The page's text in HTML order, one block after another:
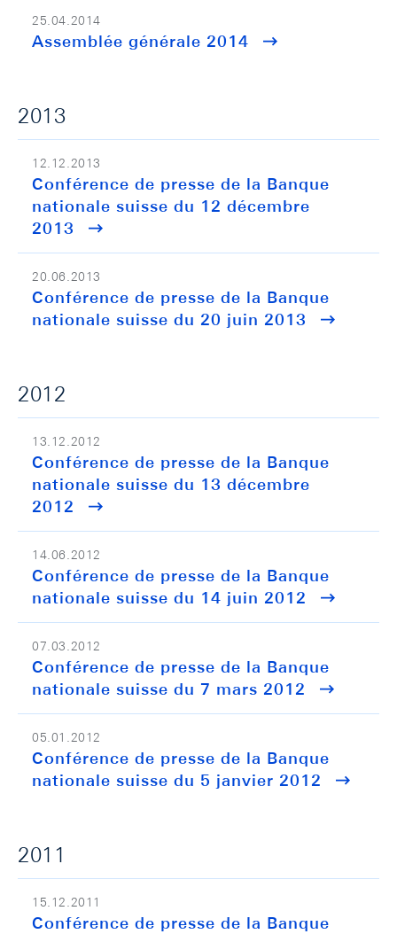
25.04.2014
Assemblée générale 2014
2013
12.12.2013
Conférence de presse de la Banque
nationale suisse du 12 décembre
2013
20.06.2013
Conférence de presse de la Banque
nationale suisse du 20 juin 2013
2012
13.12.2012
Conférence de presse de la Banque
nationale suisse du 13 décembre
2012
14.06.2012
Conférence de presse de la Banque
nationale suisse du 14 juin 2012
07.03.2012
Conférence de presse de la Banque
nationale suisse du 7 mars 2012
05.01.2012
Conférence de presse de la Banque
nationale suisse du 5 janvier 2012
2011
15.12.2011
Conférence de presse de la Banque